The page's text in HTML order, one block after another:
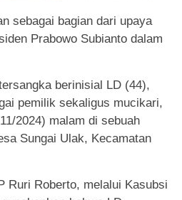
sebagai bagian dari upaya
Prabowo Subianto dalam
berinisial LD (44),
pemilik sekaligus mucikari,
2024) malam di sebuah
Sungai Ulak, Kecamatan
Ruri Roberto, melalui Kasubsi